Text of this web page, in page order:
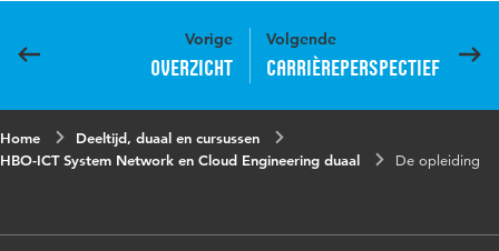
Vorige
Overzicht
Volgende
Carrièreperspectief
Home
Deeltijd, duaal en cursussen
HBO-ICT System Network en Cloud Engineering duaal
De opleiding